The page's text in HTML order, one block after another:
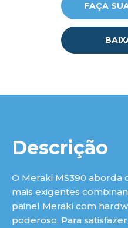
FAÇA
Descrição
O Meraki MS390 aborda
mais exigentes
painel Meraki com
poderoso. Para